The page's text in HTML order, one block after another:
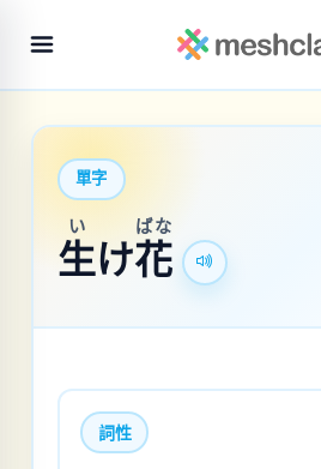
單字
生
い
け花
ばな
詞性